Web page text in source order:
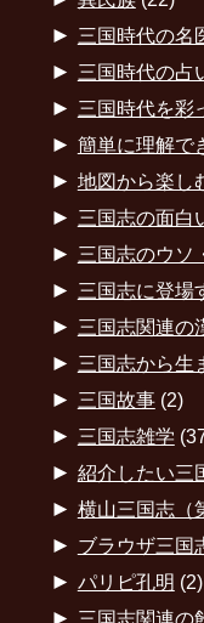
► 三国時代の名
► 三国時代の占
► 三国時代を彩
► 簡単に理解で
► 地図から楽し
► 三国志の面白
► 三国志のウソ
► 三国志に登場
► 三国志関連の
► 三国志から生
► 三国故事(2)
► 三国志雑学
► 紹介したい三
► 横山三国志（
► ブラウザ三国
► パリピ孔明 (2)
► 三国志関連の